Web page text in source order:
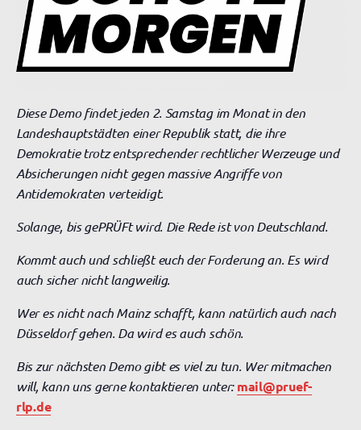
Diese Demo findet jeden 2. Samstag im Monat in den
Landeshauptstädten einer Republik statt, die ihre
Demokratie trotz entsprechender rechtlicher Werzeuge und
Absicherungen nicht gegen massive Angriffe von
Antidemokraten verteidigt.
Solange, bis gePRÜFt wird. Die Rede ist von Deutschland.
Kommt auch und schließt euch der Forderung an. Es wird
auch sicher nicht langweilig.
Wer es nicht nach Mainz schafft, kann natürlich auch nach
Düsseldorf gehen. Da wird es auch schön.
Bis zur nächsten Demo gibt es viel zu tun. Wer mitmachen
will, kann uns gerne kontaktieren unter: mail@pruef-
rlp.de